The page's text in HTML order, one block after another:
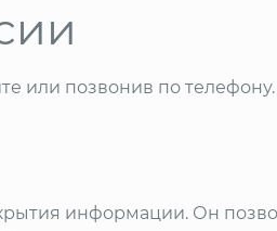
или позвонив по
информации. Он